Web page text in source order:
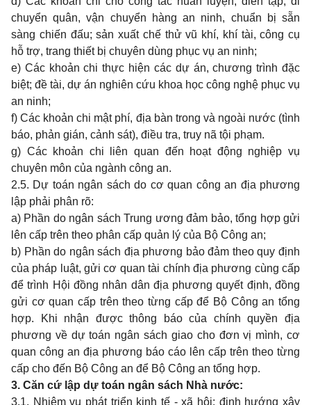
chuyển quân, vận chuyển hàng an ninh, chuẩn bị sẵn
sàng chiến đấu; sản xuất chế thử vũ khí, khí tài, công cụ
hỗ trợ, trang thiết bị chuyên dùng phục vụ an ninh;
e) Các khoản chi thực hiện các dự án, chương trình đặc
biệt; đề tài, dự án nghiên cứu khoa học công nghệ phục vụ
an ninh;
f) Các khoản chi mật phí, địa bàn trong và ngoài nước (tình
báo, phản gián, cảnh sát), điều tra, truy nã tội phạm.
g) Các khoản chi liên quan đến hoạt động nghiệp vụ
chuyên môn của ngành công an.
2.5. Dự toán ngân sách do cơ quan công an địa phương
lập phải phân rõ:
a) Phần do ngân sách Trung ương đảm bảo, tổng hợp gửi
lên cấp trên theo phân cấp quản lý của Bộ Công an;
b) Phần do ngân sách địa phương bảo đảm theo quy định
của pháp luật, gửi cơ quan tài chính địa phương cùng cấp
để trình Hội đồng nhân dân địa phương quyết định, đồng
gửi cơ quan cấp trên theo từng cấp để Bộ Công an tổng
hợp. Khi nhận được thông báo của chính quyền địa
phương về dự toán ngân sách giao cho đơn vị mình, cơ
quan công an địa phương báo cáo lên cấp trên theo từng
cấp cho đến Bộ Công an để Bộ Công an tổng hợp.
3. Căn cứ lập dự toán ngân sách Nhà nước:
3.1. Nhiệm vụ phát triển kinh tế - xã hội; định hướng xây